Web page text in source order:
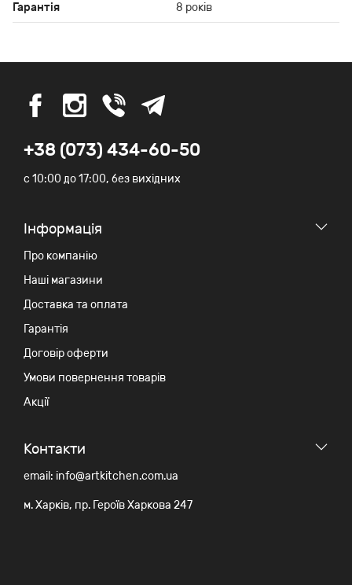
Гарантія 8 років
+38 (073) 434-60-50
c 10:00 до 17:00, без вихідних
Iнформація
Про компанію
Наші магазини
Доставка та оплата
Гарантія
Договір оферти
Умови повернення товарів
Акції
Контакти
email: info@artkitchen.com.ua
м. Харків, пр. Героїв Харкова 247